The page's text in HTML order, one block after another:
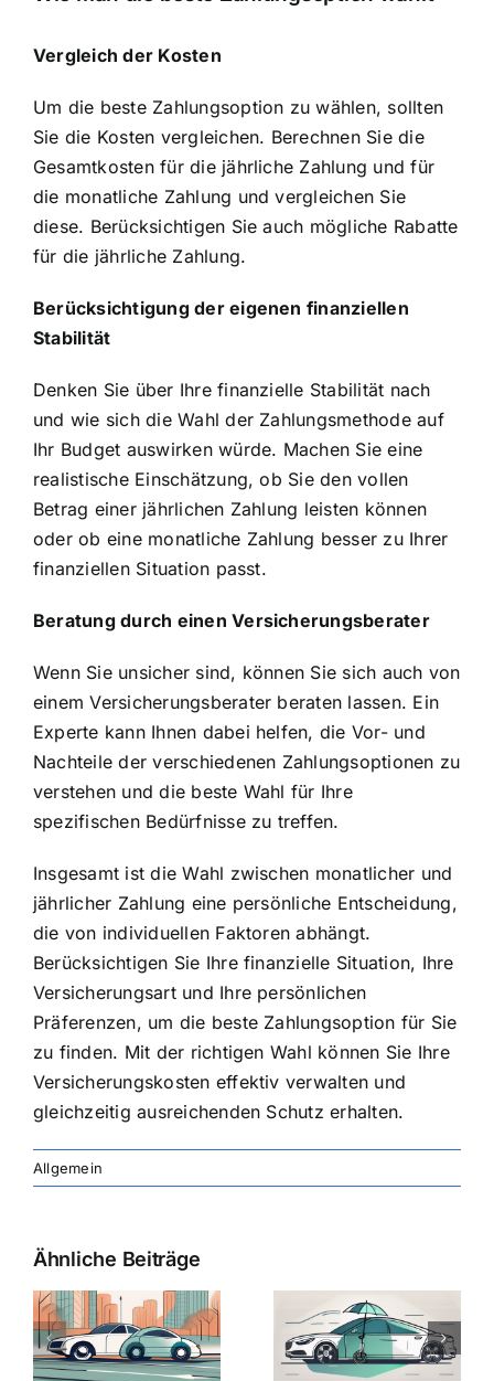
Vergleich der Kosten
Um die beste Zahlungsoption zu wählen, sollten
Sie die Kosten vergleichen. Berechnen Sie die
Gesamtkosten für die jährliche Zahlung und für
die monatliche Zahlung und vergleichen Sie
diese. Berücksichtigen Sie auch mögliche Rabatte
für die jährliche Zahlung.
Berücksichtigung der eigenen finanziellen
Stabilität
Denken Sie über Ihre finanzielle Stabilität nach
und wie sich die Wahl der Zahlungsmethode auf
Ihr Budget auswirken würde. Machen Sie eine
realistische Einschätzung, ob Sie den vollen
Betrag einer jährlichen Zahlung leisten können
oder ob eine monatliche Zahlung besser zu Ihrer
finanziellen Situation passt.
Beratung durch einen Versicherungsberater
Wenn Sie unsicher sind, können Sie sich auch von
einem Versicherungsberater beraten lassen. Ein
Experte kann Ihnen dabei helfen, die Vor- und
Nachteile der verschiedenen Zahlungsoptionen zu
verstehen und die beste Wahl für Ihre
spezifischen Bedürfnisse zu treffen.
Insgesamt ist die Wahl zwischen monatlicher und
jährlicher Zahlung eine persönliche Entscheidung,
die von individuellen Faktoren abhängt.
Berücksichtigen Sie Ihre finanzielle Situation, Ihre
Versicherungsart und Ihre persönlichen
Präferenzen, um die beste Zahlungsoption für Sie
zu finden. Mit der richtigen Wahl können Sie Ihre
Versicherungskosten effektiv verwalten und
gleichzeitig ausreichenden Schutz erhalten.
Allgemein
Ähnliche Beiträge